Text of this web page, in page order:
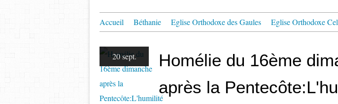
Accueil Béthanie Eglise Orthodoxe des Gaules Eglise Orthodoxe
20 sept.
Homélie du 16ème
après la